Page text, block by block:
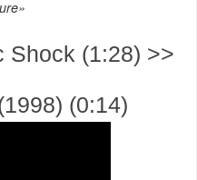
(1:28) >>
(0:14)